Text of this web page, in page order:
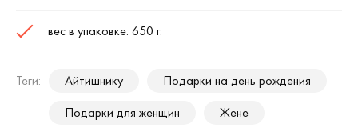
вес в упаковке: 650 г.
Теги: Айтишнику
Подарки на день рождения
Подарки для женщин
Жене